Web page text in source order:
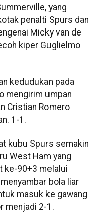
yang
penalti Spurs dan
Micky van de
kiper Guglielmo
kedudukan pada
mengirim umpan
Cristian Romero
1-1.
kubu Spurs semakin
West Ham yang
ke-90+3 melalui
bola liar
masuk ke gawang
menjadi 2-1.